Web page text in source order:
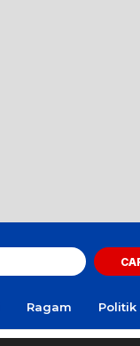
Ragam Politik